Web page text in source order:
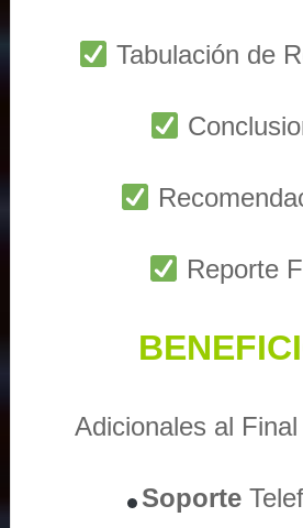
Tabulación de
Reporte
Adicionales al
Soporte